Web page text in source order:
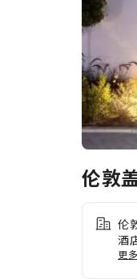
伦敦
伦
酒
务
更